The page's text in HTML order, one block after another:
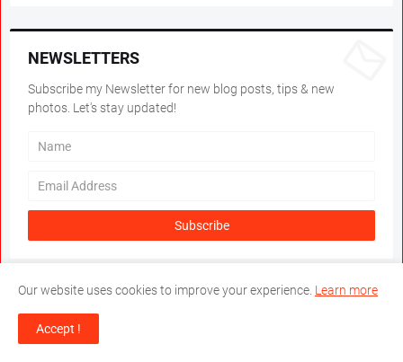
NEWSLETTERS
Subscribe my Newsletter for new blog posts, tips & new
photos. Let's stay updated!
Our website uses cookies to improve your experience. Learn more
Accept !